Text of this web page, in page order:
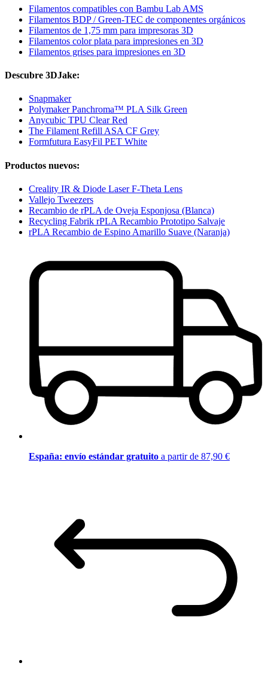
Filamentos compatibles con Bambu Lab AMS
Filamentos BDP / Green-TEC de componentes orgánicos
Filamentos de 1,75 mm para impresoras 3D
Filamentos color plata para impresiones en 3D
Filamentos grises para impresiones en 3D
Descubre 3DJake:
Snapmaker
Polymaker Panchroma™ PLA Silk Green
Anycubic TPU Clear Red
The Filament Refill ASA CF Grey
Formfutura EasyFil PET White
Productos nuevos:
Creality IR & Diode Laser F-Theta Lens
Vallejo Tweezers
Recambio de rPLA de Oveja Esponjosa (Blanca)
Recycling Fabrik rPLA Recambio Prototipo Salvaje
rPLA Recambio de Espino Amarillo Suave (Naranja)
España: envío estándar gratuito a partir de 87,90 €